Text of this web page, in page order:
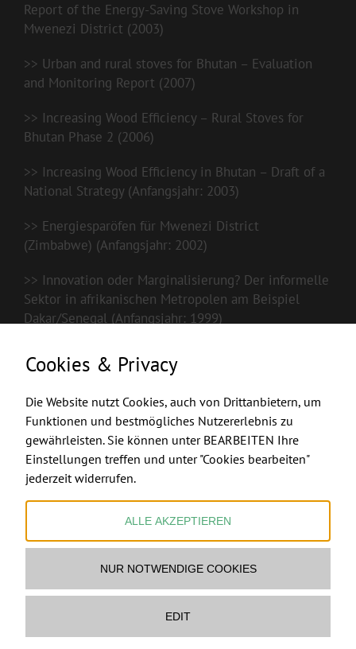
Report of the Energy-Saving Stove Workshop in
Mwenezi District (2003)
>> Urban and rural stoves for Bhutan – Evaluation
and Monitoring Report (2007)
>> Increasing Wood Efficiency – Rural Stoves for
Bhutan Phase 2 (2006)
>> Increasing Wood Efficiency in Bhutan – Draft of a
National Strategy (Anfangsjahr: 2003)
>> Energiesparöfen für Mwenezi District
(Zimbabwe) (Anfangsjahr: 2002)
>> Innovation oder Marginalisierung? Der informelle
Sektor in afrikanischen Metropolen am Beispiel
Dakar/Senegal (Anfangsjahr: 1999)
FEUERMACHER.COM
Ofenbau & Feuerstellen Ltd & Co KG
Cookies & Privacy
Die Website nutzt Cookies, auch von Drittanbietern, um
Funktionen und bestmögliches Nutzererlebnis zu
gewährleisten. Sie können unter BEARBEITEN Ihre
Einstellungen treffen und unter "Cookies bearbeiten"
jederzeit widerrufen.
ALLE AKZEPTIEREN
NUR NOTWENDIGE COOKIES
EDIT